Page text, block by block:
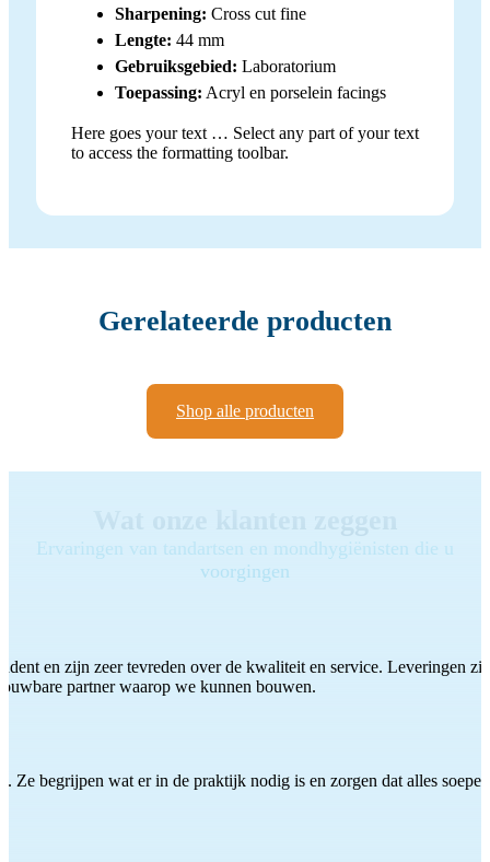
Sharpening: Cross cut fine
Lengte: 44 mm
Gebruiksgebied: Laboratorium
Toepassing: Acryl en porselein facings
Here goes your text … Select any part of your text
to access the formatting toolbar.
Gerelateerde producten
Shop alle producten
Ervaringen van tandartsen en mondhygiënisten die u
voorgingen
en zijn zeer tevreden over de kwaliteit en service. Leveringen
partner waarop we kunnen bouwen.
Ze begrijpen wat er in de praktijk nodig is en zorgen dat alles